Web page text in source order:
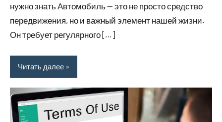
нужно знать Автомобиль — это не просто средство
передвижения, но и важный элемент нашей жизни.
Он требует регулярного […]
Читать далее